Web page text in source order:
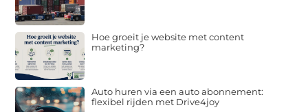
Hoe groeit je website met content
marketing?
Auto huren via een auto abonnement:
flexibel rijden met Drive4joy